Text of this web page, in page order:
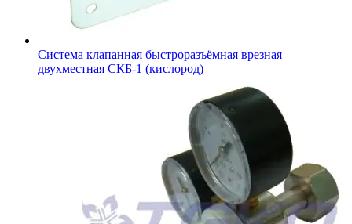
Система клапанная быстроразъёмная врезная
двухместная СКБ-1 (кислород)